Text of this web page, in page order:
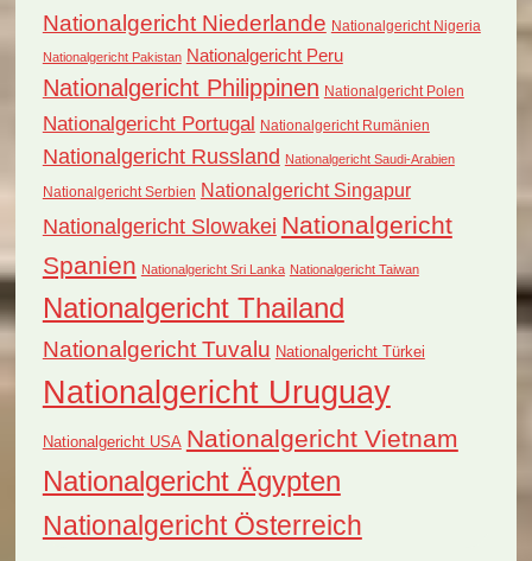
Nationalgericht Niederlande Nationalgericht Nigeria
Nationalgericht Pakistan Nationalgericht Peru
Nationalgericht Philippinen Nationalgericht Polen
Nationalgericht Portugal Nationalgericht Rumänien
Nationalgericht Russland Nationalgericht Saudi-Arabien
Nationalgericht Serbien Nationalgericht Singapur
Nationalgericht Slowakei Nationalgericht
Spanien Nationalgericht Sri Lanka Nationalgericht Taiwan
Nationalgericht Thailand
Nationalgericht Tuvalu Nationalgericht Türkei
Nationalgericht Uruguay
Nationalgericht USA Nationalgericht Vietnam
Nationalgericht Ägypten
Nationalgericht Österreich